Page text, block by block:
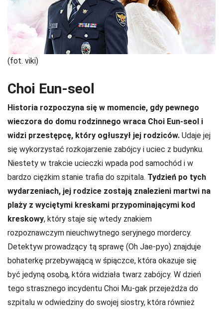
(fot. viki)
Choi Eun-seol
Historia rozpoczyna się w momencie, gdy pewnego
wieczora do domu rodzinnego wraca Choi Eun-seol i
widzi przestępcę, który ogłuszył jej rodziców. Udaje jej
się wykorzystać rozkojarzenie zabójcy i uciec z budynku.
Niestety w trakcie ucieczki wpada pod samochód i w
bardzo ciężkim stanie trafia do szpitala. Tydzień po tych
wydarzeniach, jej rodzice zostają znalezieni martwi na
plaży z wyciętymi kreskami przypominającymi kod
kreskowy, który staje się wtedy znakiem
rozpoznawczym nieuchwytnego seryjnego mordercy.
Detektyw prowadzący tą sprawę (Oh Jae-pyo) znajduje
bohaterkę przebywającą w śpiączce, która okazuje się
być jedyną osobą, która widziała twarz zabójcy. W dzień
tego strasznego incydentu Choi Mu-gak przejeżdża do
szpitalu w odwiedziny do swojej siostry, która również